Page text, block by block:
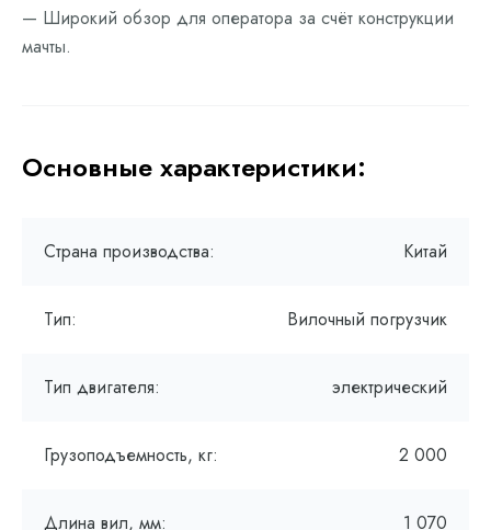
— Широкий обзор для оператора за счёт конструкции
мачты.
Основные характеристики:
Страна производства: Китай
Тип: Вилочный погрузчик
Тип двигателя: электрический
Грузоподъемность, кг: 2 000
Длина вил, мм: 1 070